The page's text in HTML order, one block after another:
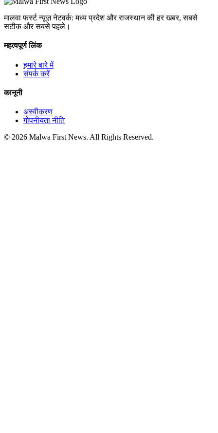
मालवा फर्स्ट न्यूज़ नेटवर्क: मध्य प्रदेश और राजस्थान की हर खबर, सबसे
सटीक और सबसे पहले।
महत्वपूर्ण लिंक
हमारे बारे में
संपर्क करें
कानूनी
अस्वीकरण
गोपनीयता नीति
© 2026 Malwa First News. All Rights Reserved.